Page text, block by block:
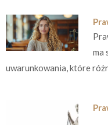
ma
uwarunkowania, które